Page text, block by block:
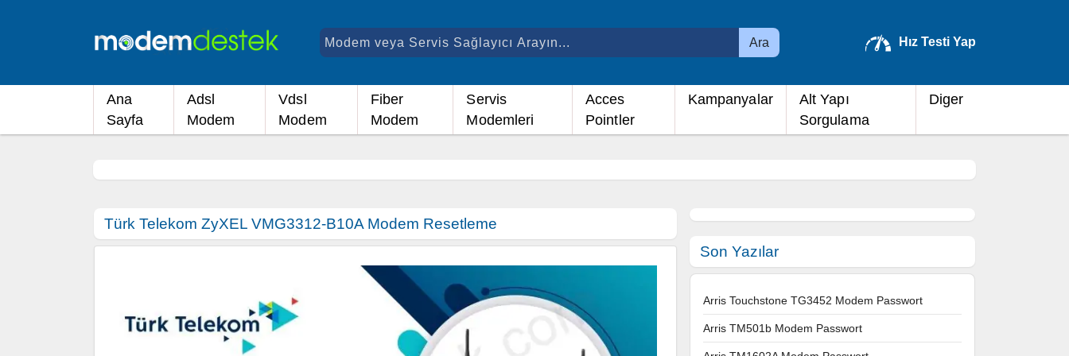
Ara Hız Testi Yap
Ana
Sayfa
Adsl
Modem
Vdsl
Modem
Fiber
Modem
Servis
Modemleri
Acces
Pointler
Kampanyalar
Alt Yapı
Sorgulama
Diger
Türk Telekom ZyXEL VMG3312-B10A Modem Resetleme
Son Yazılar
Arris Touchstone TG3452 Modem Passwort
Arris TM501b Modem Passwort